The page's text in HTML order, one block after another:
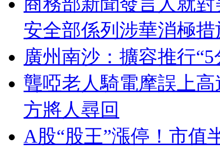
安全部係列涉華消極
廣州南沙：擴容推行
聾啞老人騎電摩誤上
方將人尋回
A股“股王”漲停！市值